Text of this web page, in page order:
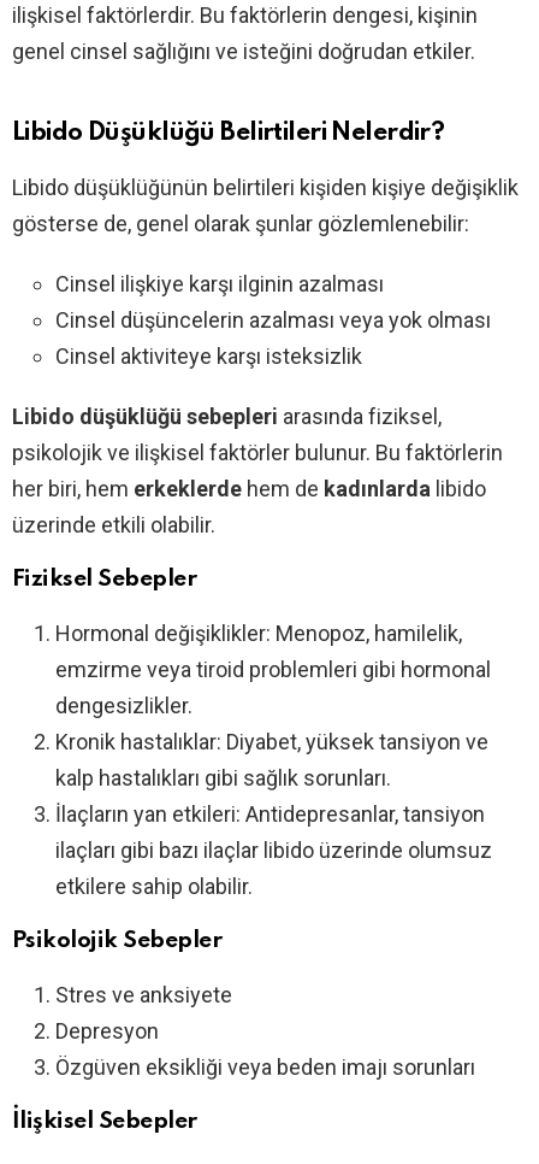
ilişkisel faktörlerdir. Bu faktörlerin dengesi, kişinin
genel cinsel sağlığını ve isteğini doğrudan etkiler.
Libido Düşüklüğü Belirtileri Nelerdir?
Libido düşüklüğünün belirtileri kişiden kişiye değişiklik
gösterse de, genel olarak şunlar gözlemlenebilir:
Cinsel ilişkiye karşı ilginin azalması
Cinsel düşüncelerin azalması veya yok olması
Cinsel aktiviteye karşı isteksizlik
Libido düşüklüğü sebepleri arasında fiziksel,
psikolojik ve ilişkisel faktörler bulunur. Bu faktörlerin
her biri, hem erkeklerde hem de kadınlarda libido
üzerinde etkili olabilir.
Fiziksel Sebepler
Hormonal değişiklikler: Menopoz, hamilelik,
emzirme veya tiroid problemleri gibi hormonal
dengesizlikler.
Kronik hastalıklar: Diyabet, yüksek tansiyon ve
kalp hastalıkları gibi sağlık sorunları.
İlaçların yan etkileri: Antidepresanlar, tansiyon
ilaçları gibi bazı ilaçlar libido üzerinde olumsuz
etkilere sahip olabilir.
Psikolojik Sebepler
Stres ve anksiyete
Depresyon
Özgüven eksikliği veya beden imajı sorunları
İlişkisel Sebepler